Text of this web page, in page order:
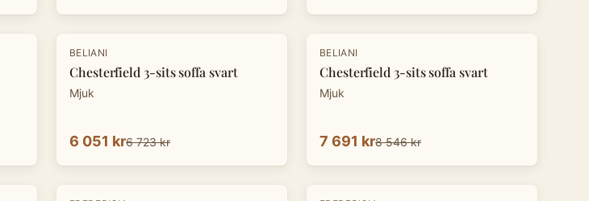
-10 %
BELIANI
Chesterfield 3-sits soffa svart
Mjuk
6 051 kr6 723 kr
-10 %
BELIANI
Chesterfield 3-sits soffa svart
Mjuk
7 691 kr8 546 kr